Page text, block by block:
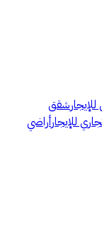
شقق
للإيجارأراضي